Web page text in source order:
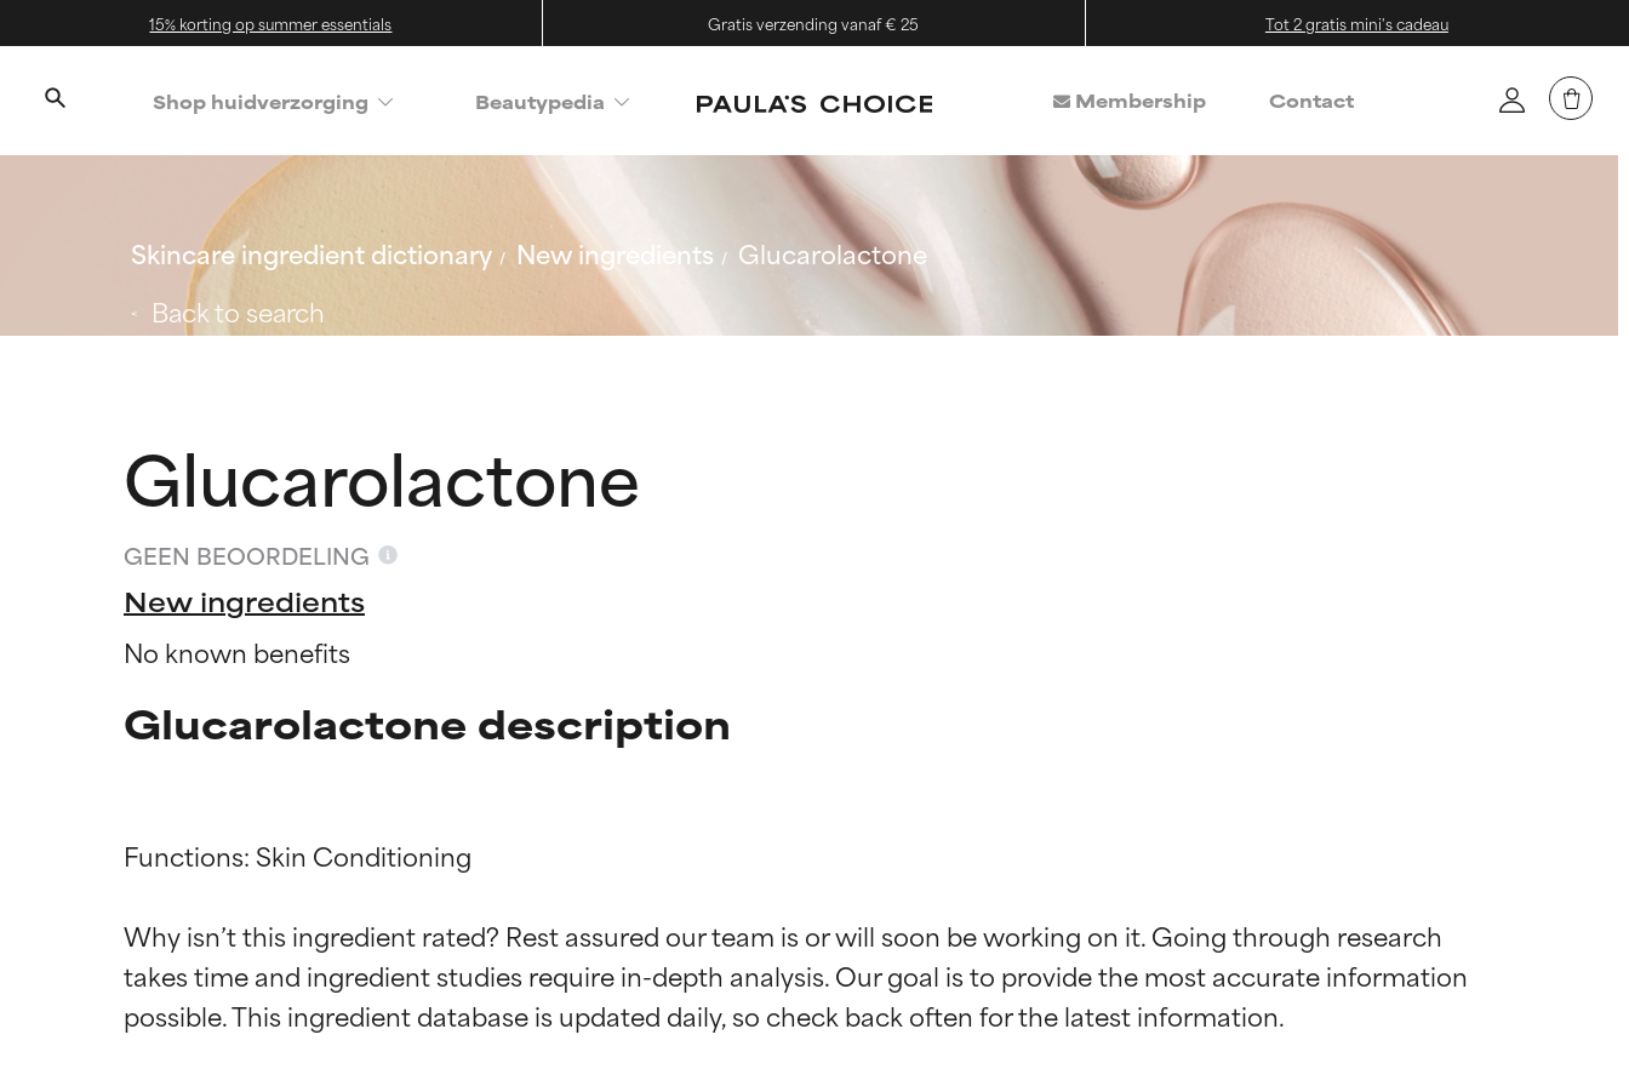
15% korting op summer essentials Gratis verzending vanaf € 25 Tot 2 gratis mini's cadeau
Shop huidverzorging Beautypedia Membership Contact
Skincare ingredient dictionary New ingredients
Glucarolactone
Back to search
Glucarolactone
GEEN BEOORDELING
New ingredients
No known benefits
Glucarolactone description
Functions: Skin Conditioning
Why isn’t this ingredient rated? Rest assured our team is or will soon be working on it. Going through research
takes time and ingredient studies require in-depth analysis. Our goal is to provide the most accurate information
Beoordelingen van ingrediënten
BESTE
Beoordelingen van ingrediënten
BESTE